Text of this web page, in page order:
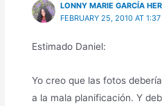
LONNY MARIE GARCÍA
FEBRUARY 25, 2010 AT
Estimado Daniel:
Yo creo que las fotos
a la mala planificación. Y